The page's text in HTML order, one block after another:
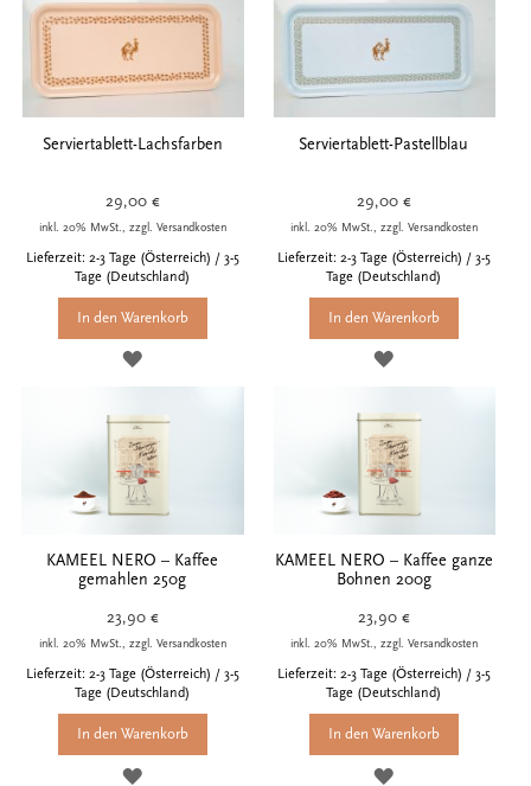
HINZUFÜGEN HINZUFÜGEN
Serviertablett-Lachsfarben
29,00 €
inkl. 20% MwSt., zzgl. Versandkosten
Lieferzeit: 2-3 Tage (Österreich) / 3-5
Tage (Deutschland)
In den Warenkorb
ZUR
HINZUFÜGEN
Serviertablett-Pastellblau
29,00 €
inkl. 20% MwSt., zzgl. Versandkosten
Lieferzeit: 2-3 Tage (Österreich) / 3-5
Tage (Deutschland)
In den Warenkorb
ZUR
HINZUFÜGEN
KAMEEL NERO – Kaffee
gemahlen 250g
23,90 €
inkl. 20% MwSt., zzgl. Versandkosten
Lieferzeit: 2-3 Tage (Österreich) / 3-5
Tage (Deutschland)
In den Warenkorb
ZUR
KAMEEL NERO – Kaffee ganze
Bohnen 200g
23,90 €
inkl. 20% MwSt., zzgl. Versandkosten
Lieferzeit: 2-3 Tage (Österreich) / 3-5
Tage (Deutschland)
In den Warenkorb
ZUR